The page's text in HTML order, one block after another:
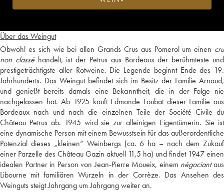
Über das Weingut
Obwohl es sich wie bei allen Grands Crus aus Pomerol um einen cru
non classéhandelt, ist der Petrus aus Bordeaux der berühmteste und
prestigeträchtigste aller Rotweine. Die Legende beginnt Ende des 19.
Jahrhunderts. Das Weingut befindet sich im Besitz der Familie Arnaud,
und genießt bereits damals eine Bekanntheit, die in der Folge nie
nachgelassen hat. Ab 1925 kauft Edmonde Loubat dieser Familie aus
Bordeaux nach und nach die einzelnen Teile der Société Civile du
Château Petrus ab. 1945 wird sie zur alleinigen Eigentümerin. Sie ist
eine dynamische Person mit einem Bewusstsein für das außerordentliche
Potenzial dieses „kleinen“ Weinbergs (ca. 6 ha – nach dem Zukauf
einer Parzelle des Château Gazin aktuell 11,5 ha) und findet 1947 einen
idealen Partner in Person von Jean-Pierre Moueix, einem négociantaus
Libourne mit familiären Wurzeln in der Corrèze. Das Ansehen des
Weinguts steigt Jahrgang um Jahrgang weiter an.